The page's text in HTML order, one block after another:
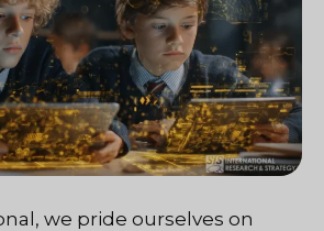
we pride ourselves on